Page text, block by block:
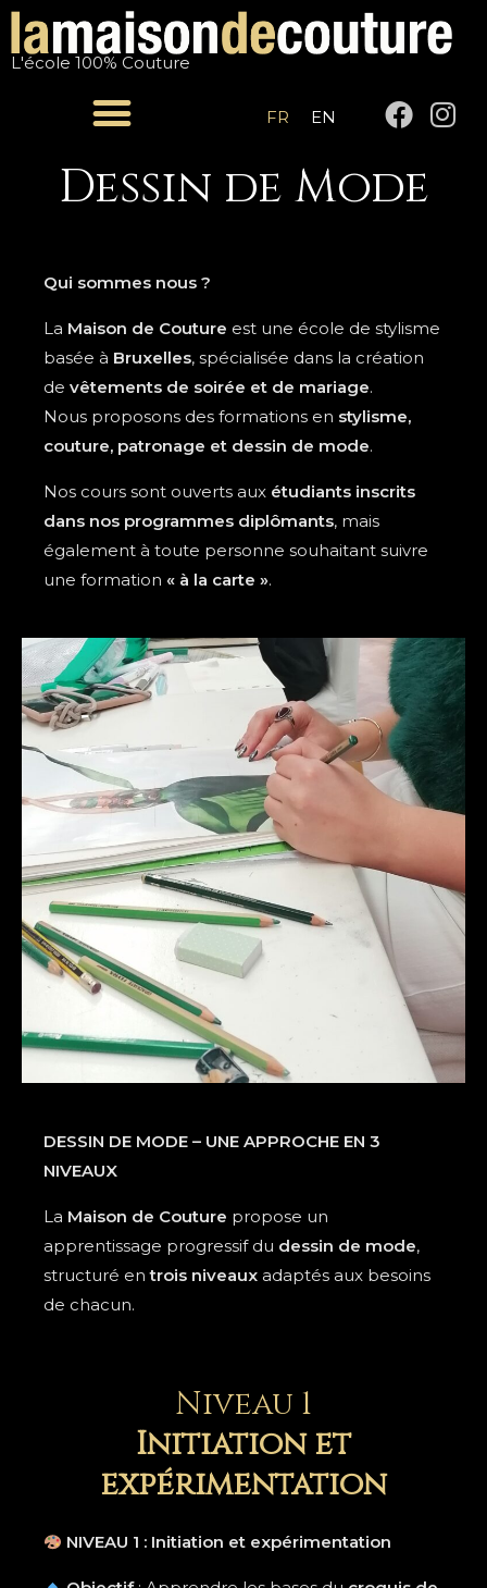
Aller
contenu
L'école 100% Couture
FR EN
F
a
e
I
n
Dessin de Mode
Qui sommes nous ?
La Maison de Couture est une école de stylisme
basée à Bruxelles, spécialisée dans la création
de vêtements de soirée et de mariage.
Nous proposons des formations en stylisme,
couture, patronage et dessin de mode.
Nos cours sont ouverts aux étudiants inscrits
dans nos programmes diplômants, mais
également à toute personne souhaitant suivre
une formation « à la carte ».
DESSIN DE MODE – UNE APPROCHE EN 3
NIVEAUX
La Maison de Couture propose un
apprentissage progressif du dessin de mode,
structuré entrois niveaux adaptés aux besoins
de chacun.
Niveau 1
Initiation et
expérimentation
NIVEAU 1 : Initiation et expérimentation